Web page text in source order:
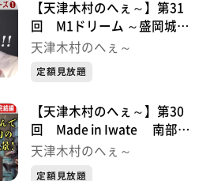
【天津木村のへぇ～】第31
回 M1ドリーム ～盛岡城シ
リーズ①
天津木村のへぇ～
定額見放題
【天津木村のへぇ～】第30
回 Made in Iwate 南部鉄
器シリーズ⑤
天津木村のへぇ～
定額見放題